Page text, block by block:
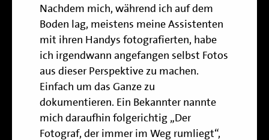
Nachdem mich, während ich auf dem
Boden lag, meistens meine Assistenten
mit ihren Handys fotografierten, habe
ich irgendwann angefangen selbst Fotos
aus dieser Perspektive zu machen.
Einfach um das Ganze zu
dokumentieren. Ein Bekannter nannte
mich daraufhin folgerichtig „Der
Fotograf, der immer im Weg rumliegt“,